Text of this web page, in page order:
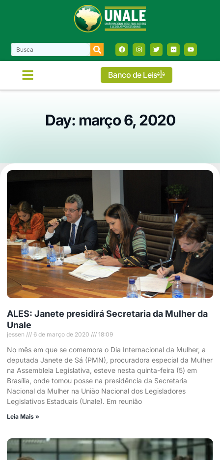
Banco de Leis
Day: março 6, 2020
ALES: Janete presidirá Secretaria da Mulher da
Unale
jessen 6 de março de 2020 18:09
No mês em que se comemora o Dia Internacional da Mulher, a
deputada Janete de Sá (PMN), procuradora especial da Mulher
na Assembleia Legislativa, esteve nesta quinta-feira (5) em
Brasília, onde tomou posse na presidência da Secretaria
Nacional da Mulher na União Nacional dos Legisladores
Legislativos Estaduais (Unale). Em reunião
Leia Mais »